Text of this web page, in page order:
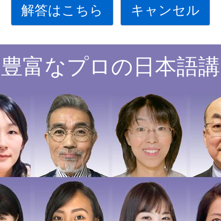
解答はこちら キャンセル
富なプロの日本語